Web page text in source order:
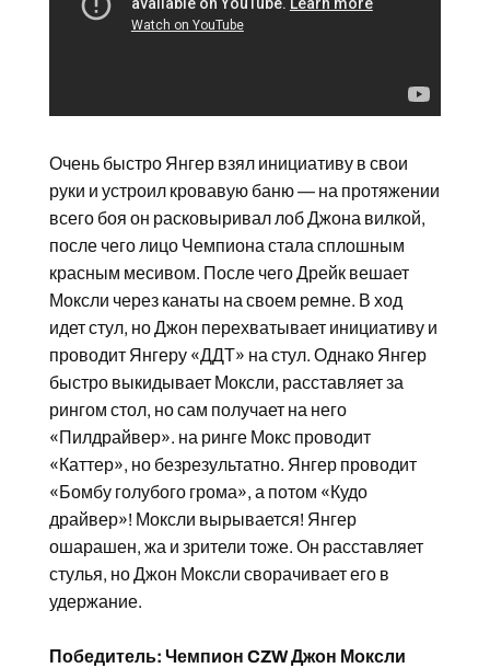
Очень быстро Янгер взял инициативу в свои
руки и устроил кровавую баню — на протяжении
всего боя он расковыривал лоб Джона вилкой,
после чего лицо Чемпиона стала сплошным
красным месивом. После чего Дрейк вешает
Моксли через канаты на своем ремне. В ход
идет стул, но Джон перехватывает инициативу и
проводит Янгеру «ДДТ» на стул. Однако Янгер
быстро выкидывает Моксли, расставляет за
рингом стол, но сам получает на него
«Пилдрайвер». на ринге Мокс проводит
«Каттер», но безрезультатно. Янгер проводит
«Бомбу голубого грома», а потом «Кудо
драйвер»! Моксли вырывается! Янгер
ошарашен, жа и зрители тоже. Он расставляет
стулья, но Джон Моксли сворачивает его в
удержание.
Победитель: Чемпион CZW Джон Моксли